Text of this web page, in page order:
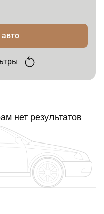
нет результатов